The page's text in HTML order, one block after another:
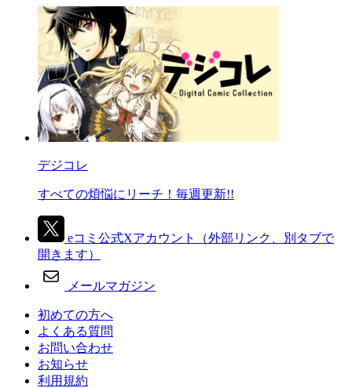
デジコレ
すべての煩悩にリーチ！毎週更新!!
eコミ公式Xアカウント
（外部リンク、別タブで
開きます）
メールマガジン
初めての方へ
よくある質問
お問い合わせ
お知らせ
利用規約